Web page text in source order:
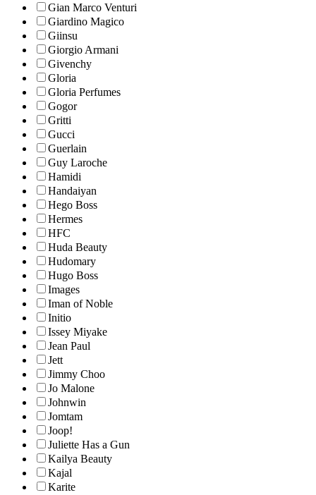
Gian Marco Venturi
Giardino Magico
Giinsu
Giorgio Armani
Givenchy
Gloria
Gloria Perfumes
Gogor
Gritti
Gucci
Guerlain
Guy Laroche
Hamidi
Handaiyan
Hego Boss
Hermes
HFC
Huda Beauty
Hudomary
Hugo Boss
Images
Iman of Noble
Initio
Issey Miyake
Jean Paul
Jett
Jimmy Choo
Jo Malone
Johnwin
Jomtam
Joop!
Juliette Has a Gun
Kailya Beauty
Kajal
Karite